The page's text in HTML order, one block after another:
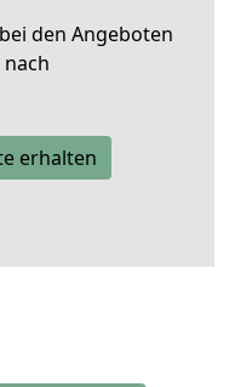
bei den Angeboten
erhalten